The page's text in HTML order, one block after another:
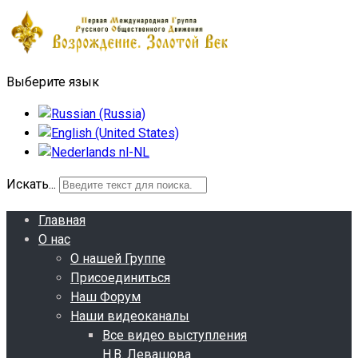
Выберите язык
Искать...
Главная
О нас
О нашей Группе
Присоединиться
Наш Форум
Наши видеоканалы
Все видео выступления
Н.В. Левашова